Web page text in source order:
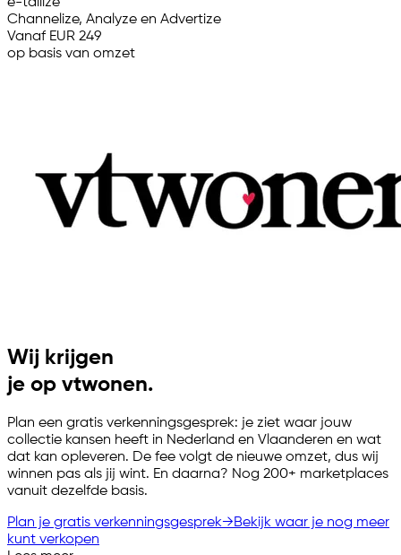
Channelize, Analyze en Advertize
Vanaf EUR 249
op basis van omzet
Wij krijgen
je op vtwonen.
Plan een gratis verkenningsgesprek: je ziet waar jouw
collectie kansen heeft in Nederland en Vlaanderen en wat
dat kan opleveren. De fee volgt de nieuwe omzet, dus wij
winnen pas als jij wint. En daarna? Nog 200+ marketplaces
vanuit dezelfde basis.
Plan je gratis verkenningsgesprek→Bekijk waar je nog meer
kunt verkopen